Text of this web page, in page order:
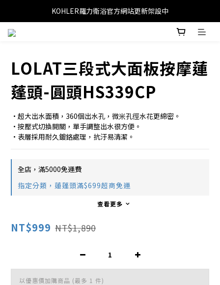
KOHLER羅力衛浴官方網站更新架設中
LOLAT三段式大面板按摩蓮
蓬頭-圓頭HS339CP
•超大出水面積，360個出水孔，微米孔徑水花更綿密。
•按壓式切換開關，單手調整出水很方便。
•表層採用耐久鍍鉻處理，抗汙易清潔。
全店，滿5000免運費
指定分類，蓮蓬頭滿$699超商免運
查看更多
NT$999 NT$1,890
以優惠價加購商品 (最多 1 件)